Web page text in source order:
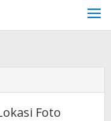
Foto